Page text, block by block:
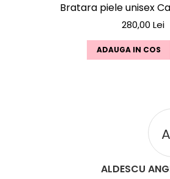
Bratara piele unisex
280,00 Lei
ADAUGA IN COS
ALDESCU